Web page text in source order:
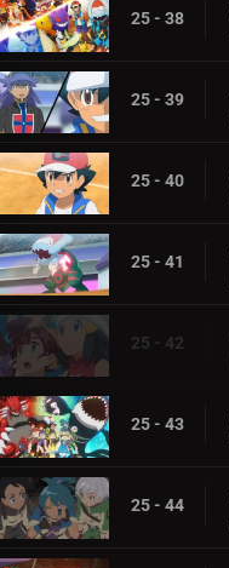
25 - 38
25 - 39
25 - 40
25 - 41
25 - 42
25 - 43
25 - 44